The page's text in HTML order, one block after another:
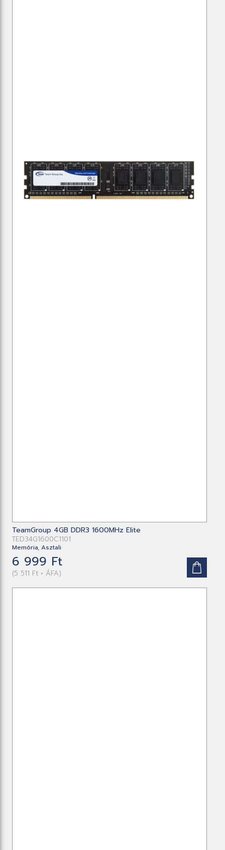
TeamGroup 4GB DDR3 1600MHz Elite
TED34G1600C1101
Memória, Asztali
6 999 Ft
(5 511 Ft + ÁFA)